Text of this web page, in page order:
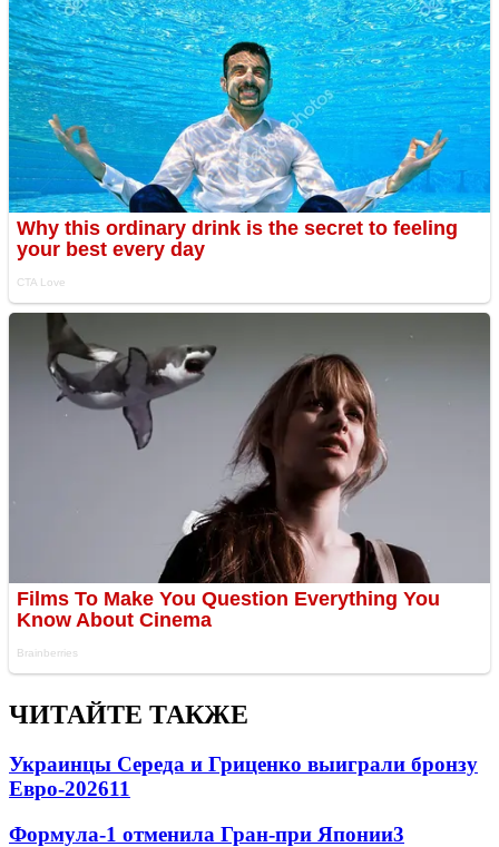
ЧИТАЙТЕ ТАКЖЕ
Украинцы Середа и Гриценко выиграли бронзу
Евро-202611
Формула-1 отменила Гран-при Японии3